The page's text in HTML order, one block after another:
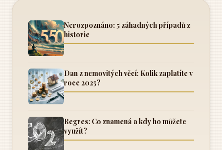
Nerozpoznáno: 5 záhadných případů z
historie
Dan z nemovitých věcí: Kolik zaplatíte v
roce 2025?
Regres: Co znamená a kdy ho můžete
využít?